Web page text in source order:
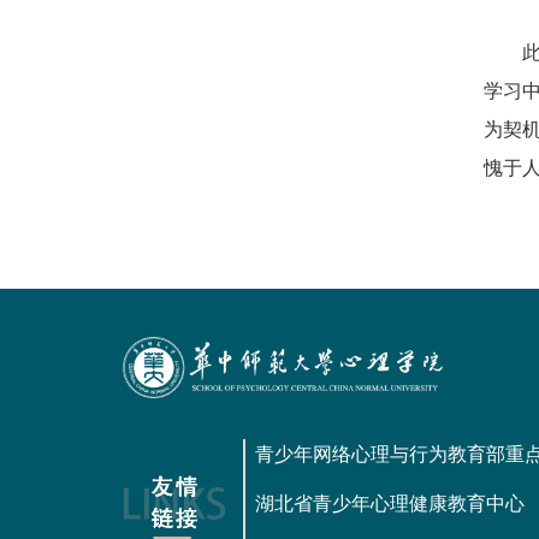
学习
为契
愧于
青少年网络心理与行为教育部重
湖北省青少年心理健康教育中心